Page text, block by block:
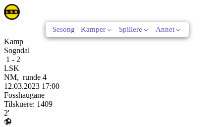
Sesong Kamper Spillere Annet
Kamp
Sogndal
1 - 2
LSK
NM, runde 4
12.03.2023 17:00
Fosshaugane
Tilskuere: 1409
2'